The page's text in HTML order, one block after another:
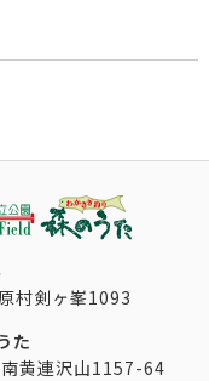
村剣ヶ峯1093
た
黄連沢山1157-64